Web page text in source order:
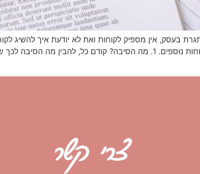
דרכים שבהן תוכלי לקבל רעיונות חדשים להגעה ללקוחות נוספים. 1. מה
צרי קשר